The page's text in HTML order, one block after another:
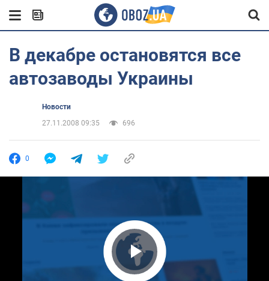
В декабре остановятся все
автозаводы Украины
Новости
27.11.2008 09:35
696
0
Play Video